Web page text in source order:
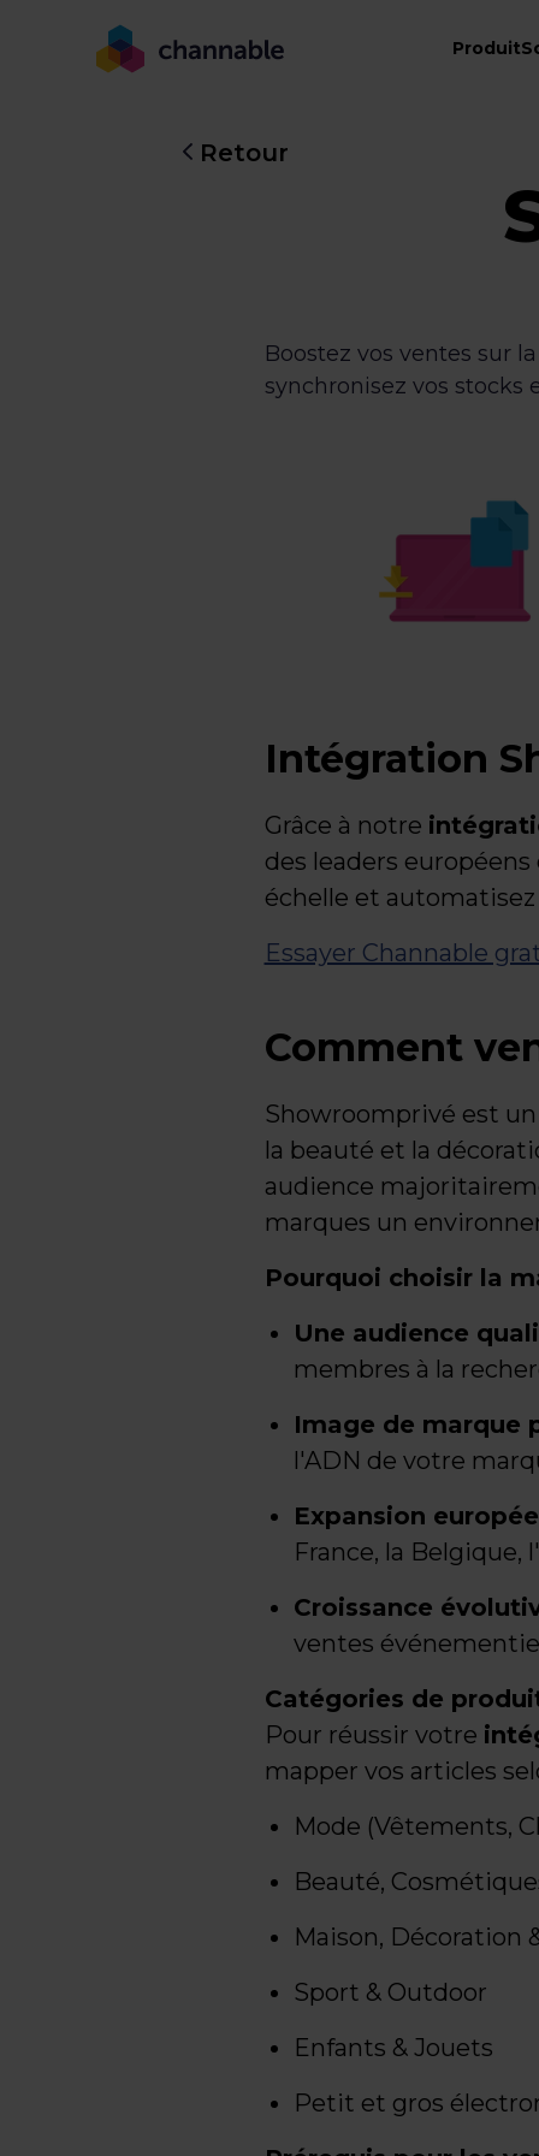
Produit
Retour
Boostez vos ventes sur
synchronisez vos stocks
Intégration
Grâce à notre
des leaders
échelle et
Essayer Channable
Comment
Showroomprivé est
la beauté et la
audience
marques un
Pourquoi choisir la
Une audience
membres à la
Image de marque
l'ADN de votre
Expansion
France, la Belgique,
Croissance
ventes
Catégories de
Pour réussir votre
mapper vos articles
Mode (Vêtements,
Beauté,
Maison, Décoration
Sport & Outdoor
Enfants & Jouets
Petit et gros